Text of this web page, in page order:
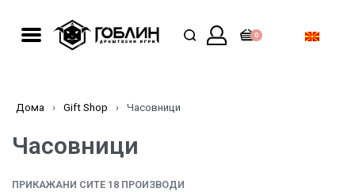
0
Дома › Gift Shop › Часовници
Часовници
ПРИКАЖАНИ СИТЕ 18 ПРОИЗВОДИ